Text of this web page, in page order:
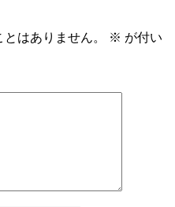
はありません。 ※ が付い